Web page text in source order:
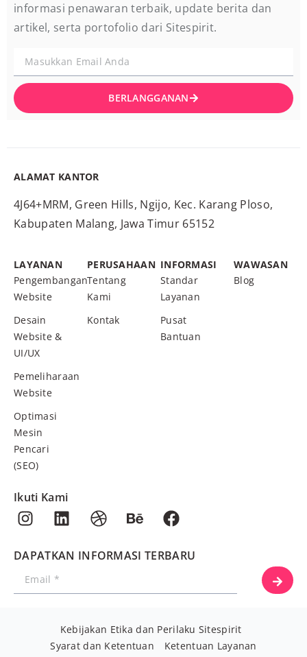
informasi penawaran terbaik, update berita dan
artikel, serta portofolio dari Sitespirit.
BERLANGGANAN
ALAMAT KANTOR
4J64+MRM, Green Hills, Ngijo, Kec. Karang Ploso,
Kabupaten Malang, Jawa Timur 65152
LAYANAN
Pengembangan
Website
Desain
Website &
UI/UX
Pemeliharaan
Website
Optimasi
Mesin
Pencari
(SEO)
PERUSAHAAN
Tentang
Kami
Kontak
INFORMASI
Standar
Layanan
Pusat
Bantuan
WAWASAN
Blog
Ikuti Kami
DAPATKAN INFORMASI TERBARU
Kebijakan Etika dan Perilaku Sitespirit
Syarat dan Ketentuan
Ketentuan Layanan